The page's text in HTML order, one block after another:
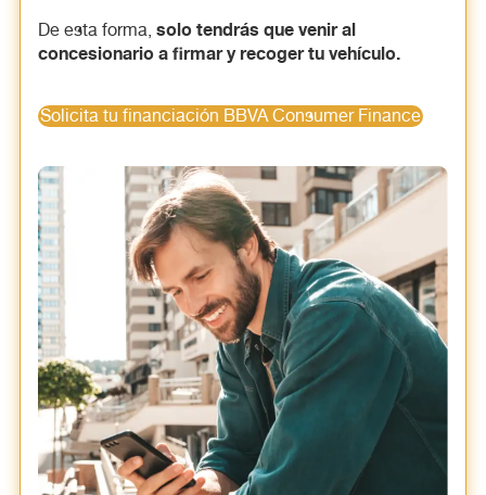
De esta forma, solo tendrás que venir al
concesionario a firmar y recoger tu vehículo.
Solicita tu financiación BBVA Consumer Finance